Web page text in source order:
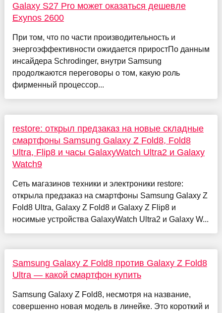
Galaxy S27 Pro может оказаться дешевле
Exynos 2600
При том, что по части производительность и
энергоэффективности ожидается приростПо данным
инсайдера Schrodinger, внутри Samsung
продолжаются переговоры о том, какую роль
фирменный процессор...
restore: открыл предзаказ на новые складные
смартфоны Samsung Galaxy Z Fold8, Fold8
Ultra, Flip8 и часы GalaxyWatch Ultra2 и Galaxy
Watch9
Сеть магазинов техники и электроники restore:
открыла предзаказ на смартфоны Samsung Galaxy Z
Fold8 Ultra, Galaxy Z Fold8 и Galaxy Z Flip8 и
носимые устройства GalaxyWatch Ultra2 и Galaxy W...
Samsung Galaxy Z Fold8 против Galaxy Z Fold8
Ultra — какой смартфон купить
Samsung Galaxy Z Fold8, несмотря на название,
совершенно новая модель в линейке. Это короткий и